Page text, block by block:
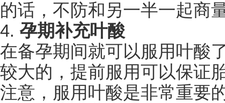
的话，不防和另一半一起商
4. 孕期补充叶酸
在备孕期间就可以服用叶酸
较大的，提前服用可以保证
注意，服用叶酸是非常重要